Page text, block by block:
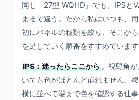
同じ「27型 WQHD」でも、IPSと
まるで違う。だから私はいつも、
初にパネルの種類を絞り、そこか
を足していく順番をすすめています
IPS：迷ったらここから。視野角
いても色がほとんど崩れません。
横に並べて端まで色を確認する仕